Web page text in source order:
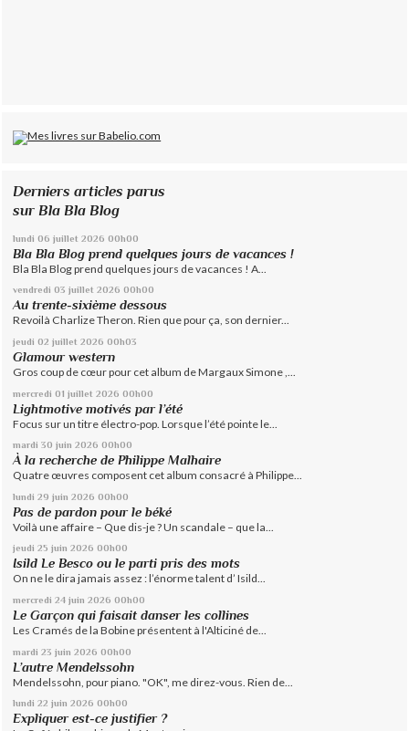
Derniers articles parus
sur Bla Bla Blog
lundi 06 juillet 2026 00h00
Bla Bla Blog prend quelques jours de vacances !
Bla Bla Blog prend quelques jours de vacances ! A...
vendredi 03 juillet 2026 00h00
Au trente-sixième dessous
Revoilà Charlize Theron. Rien que pour ça, son dernier...
jeudi 02 juillet 2026 00h03
Glamour western
Gros coup de cœur pour cet album de Margaux Simone ,...
mercredi 01 juillet 2026 00h00
Lightmotive motivés par l’été
Focus sur un titre électro-pop. Lorsque l’été pointe le...
mardi 30 juin 2026 00h00
À la recherche de Philippe Malhaire
Quatre œuvres composent cet album consacré à Philippe...
lundi 29 juin 2026 00h00
Pas de pardon pour le béké
Voilà une affaire – Que dis-je ? Un scandale – que la...
jeudi 25 juin 2026 00h00
Isild Le Besco ou le parti pris des mots
On ne le dira jamais assez : l’énorme talent d’ Isild...
mercredi 24 juin 2026 00h00
Le Garçon qui faisait danser les collines
Les Cramés de la Bobine présentent à l'Alticiné de...
mardi 23 juin 2026 00h00
L’autre Mendelssohn
Mendelssohn, pour piano. "OK", me direz-vous. Rien de...
lundi 22 juin 2026 00h00
Expliquer est-ce justifier ?